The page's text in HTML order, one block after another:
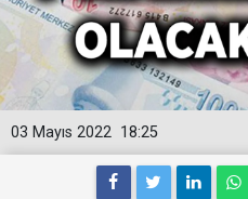
18:25
03 Mayıs 2022